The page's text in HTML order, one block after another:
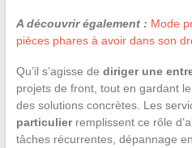
A découvrir également : Mode
pièces phares à avoir dans son
Qu’il s’agisse de diriger une
projets de front, tout en gardant
des solutions concrètes. Les
particulierremplissent ce rôle
tâches récurrentes, dépannage